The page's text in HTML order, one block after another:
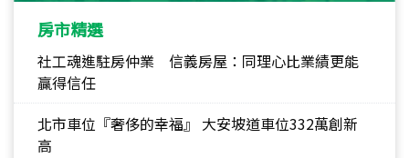
房市精選
社工魂進駐房仲業 信義房屋：同理心比業績更能
贏得信任
北市車位『奢侈的幸福』 大安坡道車位332萬創新
高